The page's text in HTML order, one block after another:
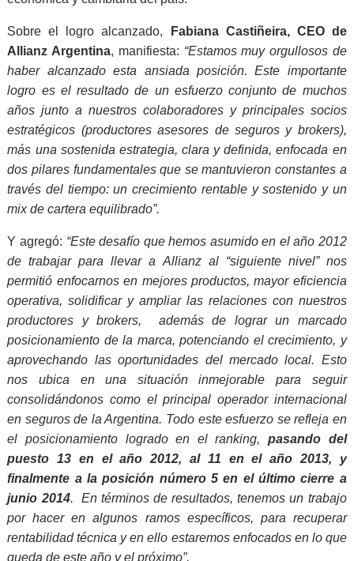
Sobre el logro alcanzado, Fabiana Castiñeira, CEO de
Allianz Argentina, manifiesta: “Estamos muy orgullosos de
haber alcanzado esta ansiada posición. Este importante
logro es el resultado de un esfuerzo conjunto de muchos
años junto a nuestros colaboradores y principales socios
estratégicos (productores asesores de seguros y brokers),
más una sostenida estrategia, clara y definida, enfocada en
dos pilares fundamentales que se mantuvieron constantes a
través del tiempo: un crecimiento rentable y sostenido y un
mix de cartera equilibrado”.
Y agregó: “Este desafío que hemos asumido en el año 2012
de trabajar para llevar a Allianz al “siguiente nivel” nos
permitió enfocarnos en mejores productos, mayor eficiencia
operativa, solidificar y ampliar las relaciones con nuestros
productores y brokers, además de lograr un marcado
posicionamiento de la marca, potenciando el crecimiento, y
aprovechando las oportunidades del mercado local. Esto
nos ubica en una situación inmejorable para seguir
consolidándonos como el principal operador internacional
en seguros de la Argentina. Todo este esfuerzo se refleja en
el posicionamiento logrado en el ranking, pasando del
puesto 13 en el año 2012, al 11 en el año 2013, y
finalmente a la posición número 5 en el último cierre a
junio 2014. En términos de resultados, tenemos un trabajo
por hacer en algunos ramos específicos, para recuperar
rentabilidad técnica y en ello estaremos enfocados en lo que
queda de este año y el próximo”.